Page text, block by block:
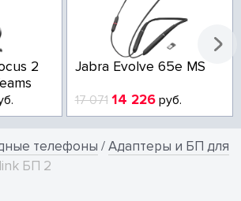
2
Jabra Evolve 65e MS
17 071 14 226руб.
телефоны /Адаптеры и БП для
БП 2